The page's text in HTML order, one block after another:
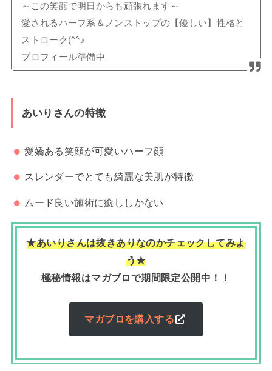
～この笑顔で明日からも頑張れます～
愛されるハーフ系＆ノンストップの【優しい】性格と
ストローク(^^♪
プロフィール準備中
あいりさんの特徴
愛嬌ある笑顔が可愛いハーフ顔
スレンダーでとても綺麗な美肌が特徴
ムード良い施術に癒ししかない
★あいりさんは抜きありなのかチェックしてみよ
う★
極秘情報はマガブロで期間限定公開中！！
マガブロを購入する